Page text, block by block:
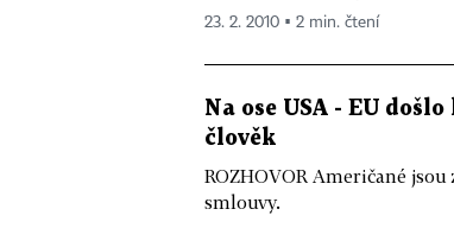
23. 2. 2010 ▪ 2 min. čtení
Na ose USA - EU
člověk
ROZHOVOR Američané
smlouvy.